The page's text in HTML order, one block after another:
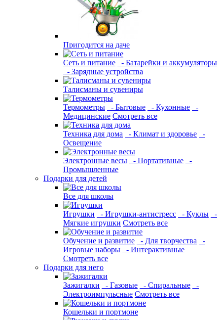
Пригодится на даче
Сеть и питание
- Батарейки и аккумуляторы
- Зарядные устройства
Талисманы и сувениры
Термометры - Бытовые - Кухонные
-
Медицинские Смотреть все
Техника для дома - Климат и здоровье
-
Освещение
Электронные весы - Портативные
-
Промышленные
Подарки для детей
Все для школы
Игрушки - Игрушки-антистресс - Куклы
-
Мягкие игрушки Смотреть все
Обучение и развитие - Для творчества
-
Игровые наборы
- Интерактивные
Смотреть все
Подарки для него
Зажигалки - Газовые - Спиральные
-
Электроимпульсные Смотреть все
Кошельки и портмоне